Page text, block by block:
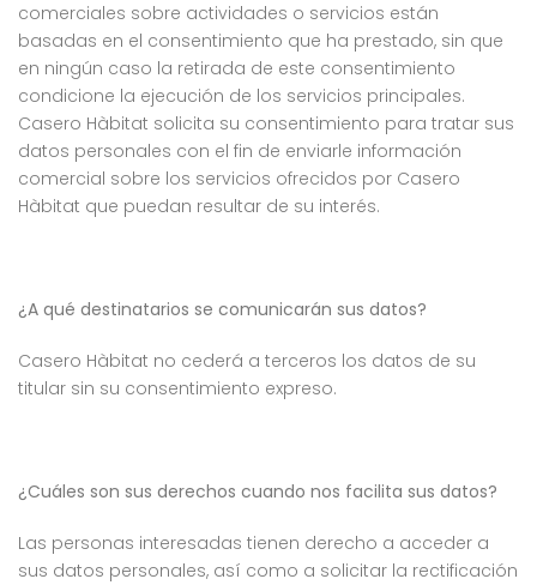
comerciales sobre actividades o servicios están
basadas en el consentimiento que ha prestado, sin que
en ningún caso la retirada de este consentimiento
condicione la ejecución de los servicios principales.
Casero Hàbitat solicita su consentimiento para tratar sus
datos personales con el fin de enviarle información
comercial sobre los servicios ofrecidos por Casero
Hàbitat que puedan resultar de su interés.
¿A qué destinatarios se comunicarán sus datos?
Casero Hàbitat no cederá a terceros los datos de su
titular sin su consentimiento expreso.
¿Cuáles son sus derechos cuando nos facilita sus datos?
Las personas interesadas tienen derecho a acceder a
sus datos personales, así como a solicitar la rectificación